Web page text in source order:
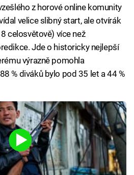
z horové online komunity
velice slibný start, ale otvírák
celosvětově) více než
Jde o historicky nejlepší
výrazně pomohla
% diváků bylo pod 35 let a 44 %